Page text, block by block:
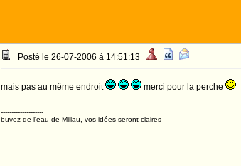
Posté le 26-07-2006 à 14:51:13
mais pas au même endroit merci pour la perche
--------------------
buvez de l'eau de Millau, vos idées seront claires